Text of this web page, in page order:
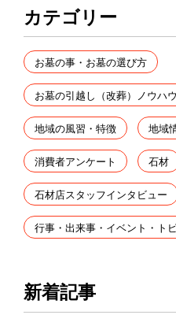
カテゴリー
お墓の事・お墓の選び方
お墓の引越し（改葬）ノウハウ
地域の風習・特徴 地域
消費者アンケート 石材
石材店スタッフインタビュー
行事・出来事・イベント・ト
新着記事